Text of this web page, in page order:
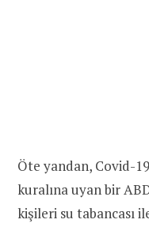
Öte yandan, Covid-19
kuralına uyan bir
kişileri su tabancası